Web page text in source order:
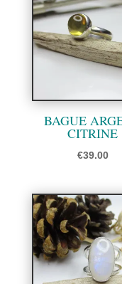
BAGUE
CITRINE
€39.00